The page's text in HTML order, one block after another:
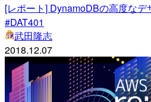
[レポート] DynamoDBの高度な
#DAT401
武田隆志
2018.12.07